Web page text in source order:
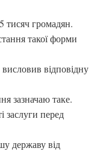
тисяч громадян.
такої форми
висловив відповідну
зазначаю таке.
заслуги перед
державу від